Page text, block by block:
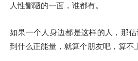
人性鄙陋的一面，谁都有。
如果一个人身边都是这样的人，那
到什么正能量，就算个朋友吧，算不